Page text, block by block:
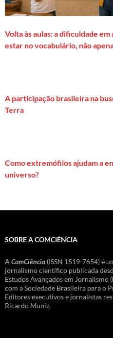
Volta às aulas: a dificuldade
estar no vocabulário, não
A participação brasileira na
Terra
Como extremófilos ajudam a
universo?
SOBRE A COMCIÊNCIA
A ComCiência (ISSN 1519-7654) é
jornalismo científico publicada
Estudos Avançados em Jornalismo (
com a Sociedade Brasileira para o
Editores executivos e jornalistas
Ricardo Muniz.